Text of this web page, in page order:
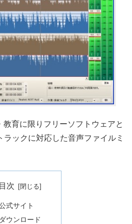
育に限りフリーソフトウェアと
ラックに対応した音声ファイルミ
目次
式サイト
ダウンロード